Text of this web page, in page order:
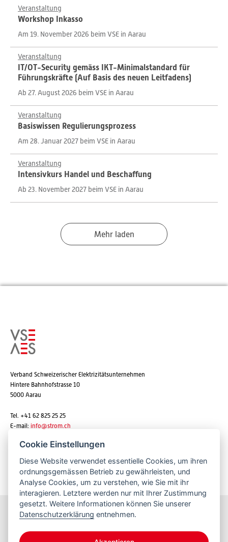
Veranstaltung
Workshop Inkasso
Am 19. November 2026 beim VSE in Aarau
Veranstaltung
IT/OT-Security gemäss IKT-Minimalstandard für
Führungskräfte (Auf Basis des neuen Leitfadens)
Ab 27. August 2026 beim VSE in Aarau
Veranstaltung
Basiswissen Regulierungsprozess
Am 28. Januar 2027 beim VSE in Aarau
Veranstaltung
Intensivkurs Handel und Beschaffung
Ab 23. November 2027 beim VSE in Aarau
Mehr laden
Verband Schweizerischer Elektrizitätsunternehmen
Hintere Bahnhofstrasse 10
5000 Aarau
Tel. +41 62 825 25 25
E-mail: info@strom.ch
Newsletter abonnieren
Bleiben Sie informiert
Cookie Einstellungen
Diese Website verwendet essentielle Cookies, um ihren
ordnungsgemässen Betrieb zu gewährleisten, und
Analyse Cookies, um zu verstehen, wie Sie mit ihr
interagieren. Letztere werden nur mit Ihrer Zustimmung
gesetzt. Weitere Informationen können Sie unserer
Datenschutzerklärung entnehmen.